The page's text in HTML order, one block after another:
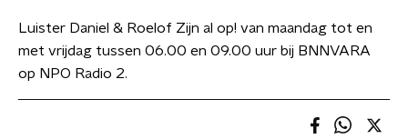
Luister Daniel & Roelof Zijn al op! van maandag tot en
met vrijdag tussen 06.00 en 09.00 uur bij BNNVARA
op NPO Radio 2.